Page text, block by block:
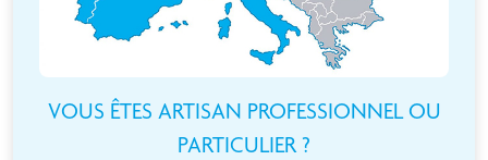
VOUS ÊTES ARTISAN PROFESSIONNEL OU
PARTICULIER ?